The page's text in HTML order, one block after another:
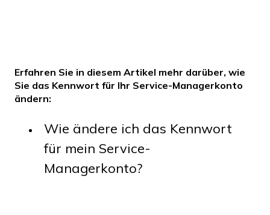
Erfahren Sie in diesem Artikel mehr darüber, wie
Sie das Kennwort für Ihr Service-Managerkonto
ändern:
Wie ändere ich das Kennwort
für mein Service-
Managerkonto?